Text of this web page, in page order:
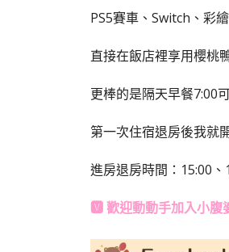
PS5賽車、Switch、彩
直接在飯店裡享用櫻桃
更棒的是隔天早餐7:00
第一次住宿退房後我就
進房退房時間：15:00、
🆅 歡迎動動手加入小腹